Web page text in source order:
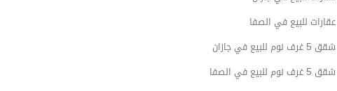
عقارات للبيع في الصفا
شقق 5 غرف نوم للبيع في جازان
شقق 5 غرف نوم للبيع في الصفا